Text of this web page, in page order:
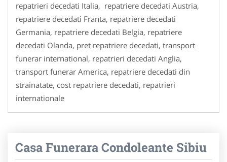
repatrieri decedati Italia, repatriere decedati Austria,
repatriere decedati Franta, repatriere decedati
Germania, repatriere decedati Belgia, repatriere
decedati Olanda, pret repatriere decedati, transport
funerar international, repatrieri decedati Anglia,
transport funerar America, repatriere decedati din
strainatate, cost repatriere decedati, repatrieri
internationale
Casa Funerara Condoleante Sibiu